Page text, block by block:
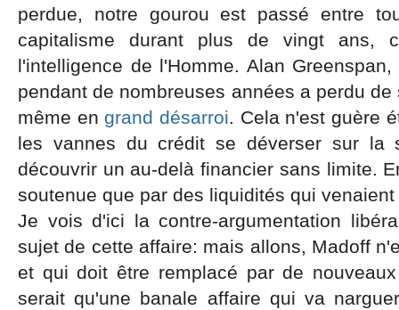
perdue, notre gourou est passé entre
capitalisme durant plus de vingt ans,
l'intelligence de l'Homme. Alan
pendant de nombreuses années a perdu
même engrand désarroi. Cela n'est guère
les vannes du crédit se déverser sur la
découvrir un au-delà financier sans limite.
soutenue que par des liquidités qui
Je vois d'ici la contre-argumentation
sujet de cette affaire: mais allons, Madoff
et qui doit être remplacé par de
serait qu'une banale affaire qui va